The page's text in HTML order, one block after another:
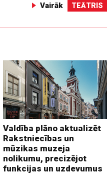
Vairāk TEĀTRIS
Valdība plāno aktualizēt
Rakstniecības un
mūzikas muzeja
nolikumu, precizējot
funkcijas un uzdevumus